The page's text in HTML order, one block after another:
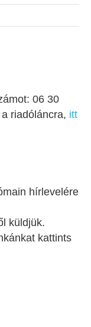
06 30
riadóláncra, itt
hírlevelére
küldjük.
kattints